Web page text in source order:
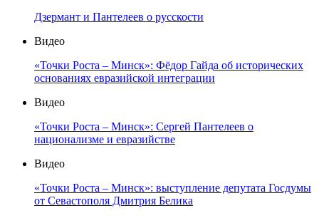
Дзермант и Пантелеев о русскости
Видео
«Точки Роста – Минск»: Фёдор Гайда об исторических
основаниях евразийской интеграции
Видео
«Точки Роста – Минск»: Сергей Пантелеев о
национализме и евразийстве
Видео
«Точки Роста – Минск»: выступление депутата Госдумы
от Севастополя Дмитрия Белика